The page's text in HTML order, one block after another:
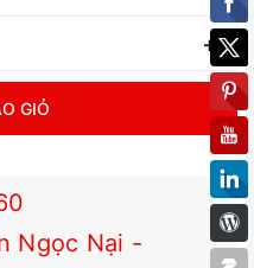
+
GIỎ
Ngọc Nại -